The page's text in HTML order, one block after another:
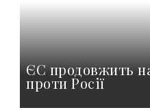
ЄС продовжить
проти Росії